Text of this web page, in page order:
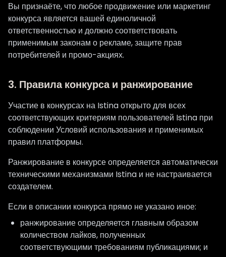
Вы признаёте, что любое продвижение или маркетинг
конкурса является вашей единоличной
ответственностью и должно соответствовать
применимым законам о рекламе, защите прав
потребителей и промо-акциях.
3. Правила конкурса и ранжирование
Участие в конкурсах на Istina открыто для всех
соответствующих критериям пользователей Istina при
соблюдении Условий использования и применимых
правил платформы.
Ранжирование в конкурсе определяется автоматически
техническими механизмами Istina и не настраивается
создателем.
Если в описании конкурса прямо не указано иное:
ранжирование определяется главным образом
количеством лайков, полученных
соответствующими требованиям публикациями; и